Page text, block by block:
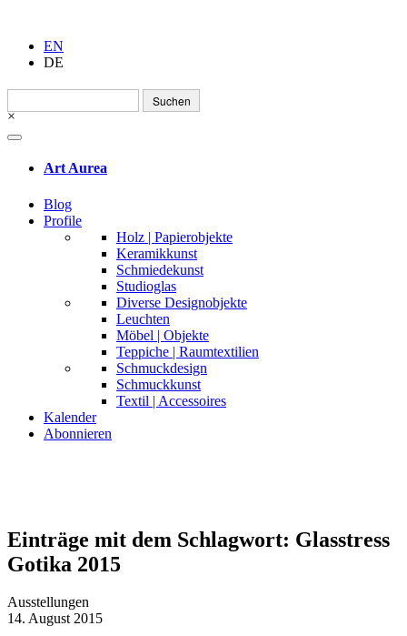
EN
DE
Suchen
nach:
×
Art Aurea
Blog
Profile
Holz | Papierobjekte
Keramikkunst
Schmiedekunst
Studioglas
Diverse Designobjekte
Leuchten
Möbel | Objekte
Teppiche | Raumtextilien
Schmuckdesign
Schmuckkunst
Textil | Accessoires
Kalender
Abonnieren
Einträge mit dem Schlagwort: Glasstress
Gotika 2015
Ausstellungen
14. August 2015